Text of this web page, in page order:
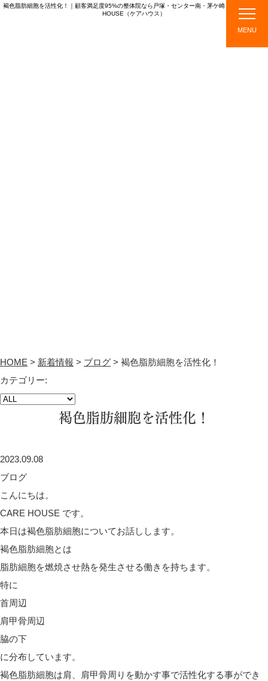
褐色脂肪細胞を活性化！｜顧客満足度95%の整体院なら戸塚・センター南・茅ケ崎・綱島のCARE
HOUSE（ケアハウス）
MENU
HOME > 新着情報 > ブログ > 褐色脂肪細胞を活性化！
カテゴリー:
褐色脂肪細胞を活性化！
2023.09.08
ブログ
こんにちは。
CARE HOUSE です。
本日は褐色脂肪細胞についてお話しします。
褐色脂肪細胞とは
脂肪細胞を燃焼させ熱を発生させる働きを持ちます。
特に
首周辺
肩甲骨周辺
脇の下
に分布しています。
褐色脂肪細胞は肩、肩甲骨周りを動かす事で活性化する事ができ